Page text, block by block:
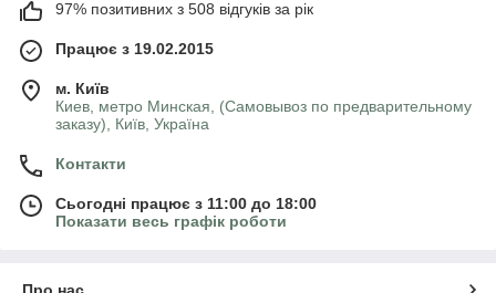
97% позитивних з 508 відгуків за рік
Працює з 19.02.2015
м. Київ
Киев, метро Минская, (Самовывоз по предварительному
заказу), Київ, Україна
Контакти
Сьогодні працює з 11:00 до 18:00
Показати весь графік роботи